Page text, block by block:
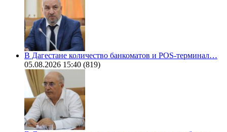
В Дагестане количество банкоматов и POS-терминал…
05.08.2026 15:40 (819)